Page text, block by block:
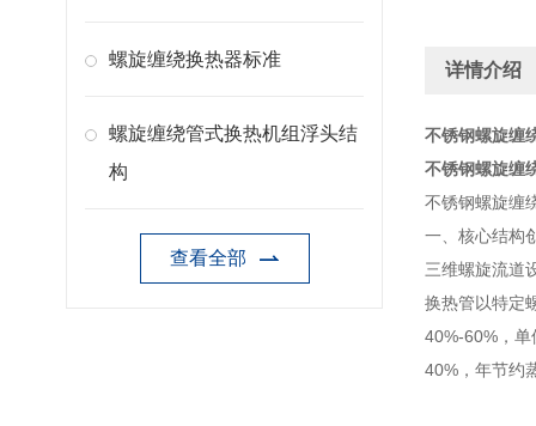
螺旋缠绕换热器标准
螺旋缠绕管式换热机组浮头结
构
查看全部
详情介绍
不锈钢螺旋缠
不锈钢螺旋缠
不锈钢螺旋缠
一、核心结构
三维螺旋流道
换热管以特定
40%-60%，单
40%，年节约